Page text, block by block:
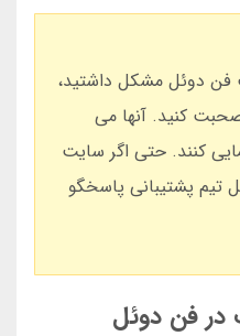
فن دوئل مشکل داشتید،
صحبت کنید. آنها می
کنند. حتی اگر سایت
تیم پشتیبانی پاسخگو
در فن دوئل